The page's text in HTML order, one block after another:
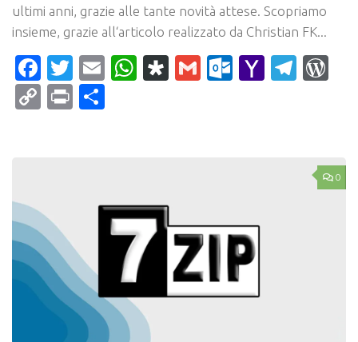
ultimi anni, grazie alle tante novità attese. Scopriamo
insieme, grazie all‘articolo realizzato da Christian FK...
Facebook
Twitter
EmailWhatsApp
Diaspora
Gmail Yahoo
CopyPrint
0